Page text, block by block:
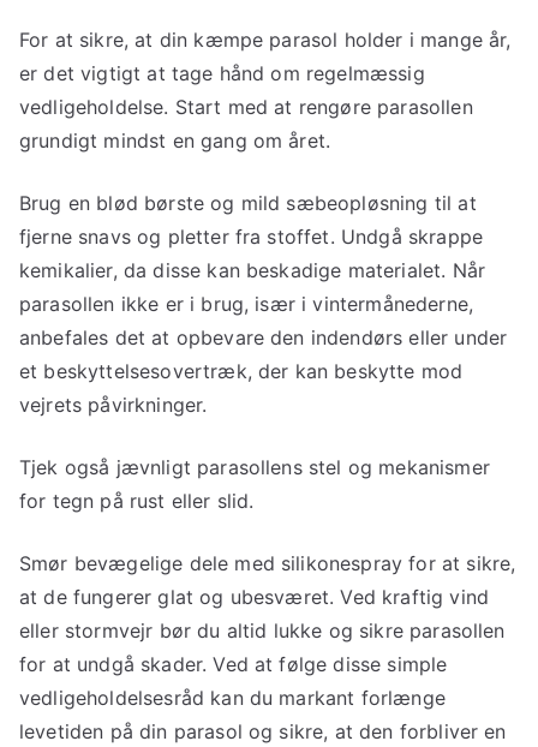
For at sikre, at din kæmpe parasol holder i mange år,
er det vigtigt at tage hånd om regelmæssig
vedligeholdelse. Start med at rengøre parasollen
grundigt mindst en gang om året.
Brug en blød børste og mild sæbeopløsning til at
fjerne snavs og pletter fra stoffet. Undgå skrappe
kemikalier, da disse kan beskadige materialet. Når
parasollen ikke er i brug, især i vintermånederne,
anbefales det at opbevare den indendørs eller under
et beskyttelsesovertræk, der kan beskytte mod
vejrets påvirkninger.
Tjek også jævnligt parasollens stel og mekanismer
for tegn på rust eller slid.
Smør bevægelige dele med silikonespray for at sikre,
at de fungerer glat og ubesværet. Ved kraftig vind
eller stormvejr bør du altid lukke og sikre parasollen
for at undgå skader. Ved at følge disse simple
vedligeholdelsesråd kan du markant forlænge
levetiden på din parasol og sikre, at den forbliver en